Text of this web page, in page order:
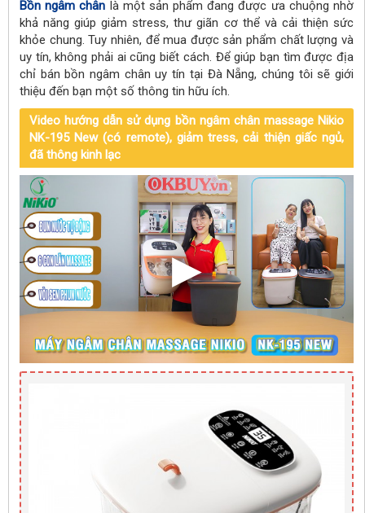
Bồn ngâm chân là một sản phẩm đang được ưa chuộng nhờ
khả năng giúp giảm stress, thư giãn cơ thể và cải thiện sức
khỏe chung. Tuy nhiên, để mua được sản phẩm chất lượng và
uy tín, không phải ai cũng biết cách. Để giúp bạn tìm được địa
chỉ bán bồn ngâm chân uy tín tại Đà Nẵng, chúng tôi sẽ giới
thiệu đến bạn một số thông tin hữu ích.
Video hướng dẫn sử dụng bồn ngâm chân massage Nikio
NK-195 New (có remote), giảm tress, cải thiện giấc ngủ,
đã thông kinh lạc